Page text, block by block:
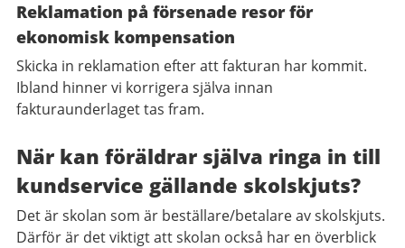
Reklamation på försenade resor för
ekonomisk kompensation
Skicka in reklamation efter att fakturan har kommit.
Ibland hinner vi korrigera själva innan
fakturaunderlaget tas fram.
När kan föräldrar själva ringa in till
kundservice gällande skolskjuts?
Det är skolan som är beställare/betalare av skolskjuts.
Därför är det viktigt att skolan också har en överblick